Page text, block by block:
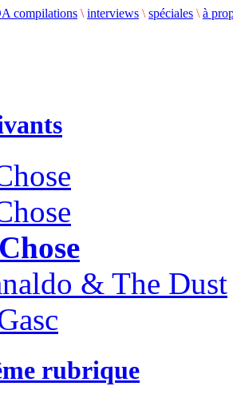
compilations \ interviews \ spéciales \ à
& The Dust
rubrique